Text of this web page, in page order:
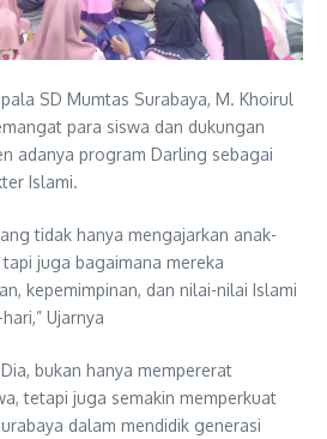
SD Mumtas Surabaya, M. Khoirul
para siswa dan dukungan
adanya program Darling sebagai
Islami.
tidak hanya mengajarkan anak-
juga bagaimana mereka
kepemimpinan, dan nilai-nilai Islami
Ujarnya
bukan hanya mempererat
tetapi juga semakin memperkuat
dalam mendidik generasi